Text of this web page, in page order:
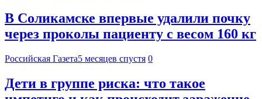
В Соликамске впервые удалили почку
через проколы пациенту с весом 160 кг
Российская Газета5 месяцев спустя 0
Дети в группе риска: что такое